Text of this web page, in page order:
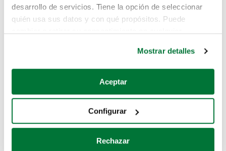
desarrollo de servicios. Tiene la opción de seleccionar
quién usa sus datos y con qué propósitos. Puede
Si lo permite, también quisiéramos:
Recopilar información sobre su ubicación geográfica
Identificar su dispositivo analizándolo activamente
para buscar características específicas (huellas
Mostrar detalles
Aceptar
Configurar
Rechazar
Pero puedes encontrar el coche que estás
buscando en alguno de estos enlaces:
Coches de segunda mano
Coches de km0